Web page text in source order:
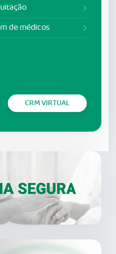
de médicos
CRM VIRTUAL